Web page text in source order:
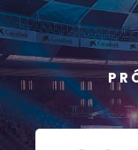
P R